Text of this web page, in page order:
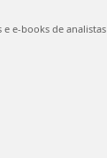
e-books de analistas